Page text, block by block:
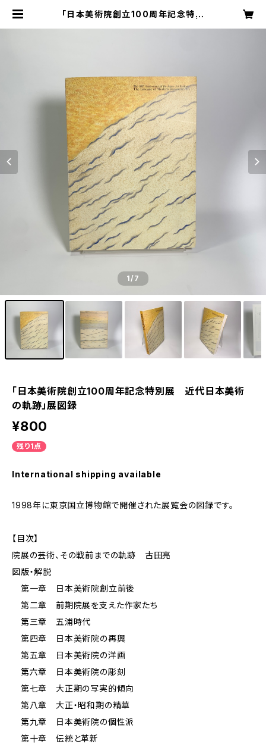
「日本美術院創立100周年記念特別
1/7
「日本美術院創立100周年記念特別展 近代日本美術
の軌跡」展図録
¥800
残り1点
International shipping available
1998年に東京国立博物館で開催された展覧会の図録です。
【目次】
院展の芸術、その戦前までの軌跡 古田亮
図版・解説
第一章 日本美術院創立前後
第二章 前期院展を支えた作家たち
第三章 五浦時代
第四章 日本美術院の再興
第五章 日本美術院の洋画
第六章 日本美術院の彫刻
第七章 大正期の写実的傾向
第八章 大正・昭和期の精華
第九章 日本美術院の個性派
第十章 伝統と革新